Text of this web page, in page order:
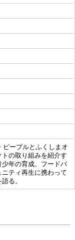
ピープルとふくしまオ
の取り組みを紹介す
年の育成、フードバ
ティ再生に携わって
る。